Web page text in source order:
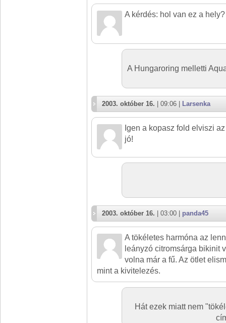
A kérdés: hol van ez a hely?
A Hungaroring melletti
2003. október 16. | 09:06 | Larsenka
Igen a kopasz fold elviszi
jó!
2003. október 16. | 03:00 | panda45
A tökéletes harmóna az
leányzó citromsárga bikinit
volna már a fű. Az ötlet
mint a kivitelezés.
Hát ezek miatt nem